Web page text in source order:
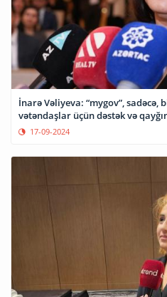
İnarə Vəliyeva: “mygov”,
vətəndaşlar üçün dəstək və
17-09-2024